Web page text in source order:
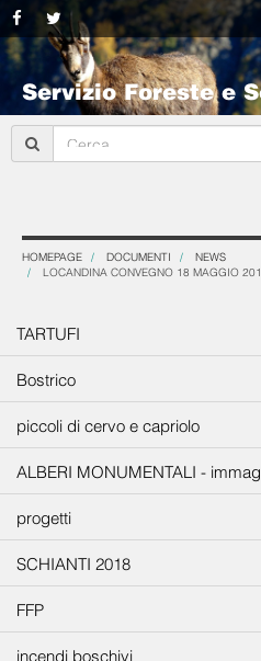
Servizio Foreste e
HOMEPAGE DOCUMENTI NEWS
LOCANDINA CONVEGNO 18 MAGGIO
TARTUFI
Bostrico
piccoli di cervo e capriolo
ALBERI MONUMENTALI -
progetti
SCHIANTI 2018
FFP
incendi boschivi